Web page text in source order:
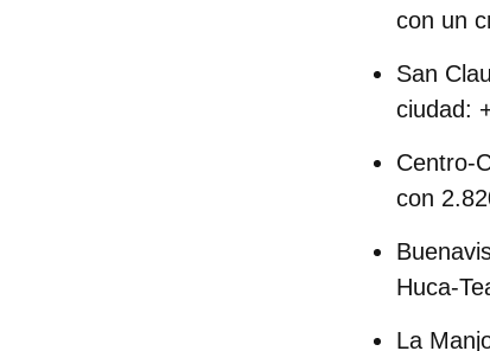
con un
San
ciudad:
Centro-
con
Huca-
La